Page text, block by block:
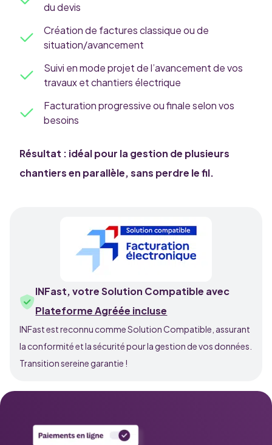
du devis
Création de factures classique ou de
situation/avancement
Suivi en mode projet de l’avancement de vos
travaux et chantiers électrique
Facturation progressive ou finale selon vos
besoins
Résultat : idéal pour la gestion de plusieurs
chantiers en parallèle, sans perdre le fil.
INFast, votre Solution Compatible avec
Plateforme Agréée incluse
INFast est reconnu comme Solution Compatible, assurant
la conformité et la sécurité pour la gestion de vos données.
Transition sereine garantie !